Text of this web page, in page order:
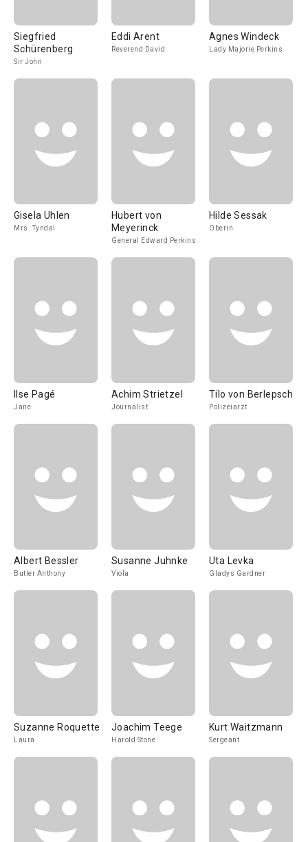
Siegfried
Schürenberg
Sir John
Eddi Arent
Reverend David
Agnes Windeck
Lady Majorie Perkins
Gisela Uhlen
Mrs. Tyndal
Hubert von
Meyerinck
General Edward Perkins
Hilde Sessak
Oberin
Ilse Pagé
Jane
Achim Strietzel
Journalist
Tilo von Berlepsch
Polizeiarzt
Albert Bessler
Butler Anthony
Susanne Juhnke
Viola
Uta Levka
Gladys Gardner
Suzanne Roquette
Laura
Joachim Teege
Harold Stone
Kurt Waitzmann
Sergeant